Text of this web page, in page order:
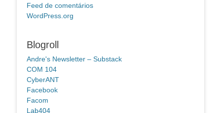
Feed de comentários
WordPress.org
Blogroll
Andre's Newsletter – Substack
COM 104
CyberANT
Facebook
Facom
Lab404